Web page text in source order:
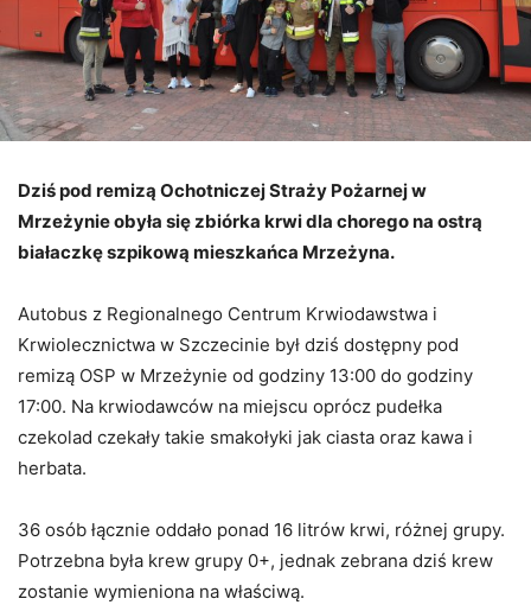
Dziś pod remizą Ochotniczej Straży Pożarnej w
Mrzeżynie obyła się zbiórka krwi dla chorego na ostrą
białaczkę szpikową mieszkańca Mrzeżyna.
Autobus z Regionalnego Centrum Krwiodawstwa i
Krwiolecznictwa w Szczecinie był dziś dostępny pod
remizą OSP w Mrzeżynie od godziny 13:00 do godziny
17:00. Na krwiodawców na miejscu oprócz pudełka
czekolad czekały takie smakołyki jak ciasta oraz kawa i
herbata.
36 osób łącznie oddało ponad 16 litrów krwi, różnej grupy.
Potrzebna była krew grupy 0+, jednak zebrana dziś krew
zostanie wymieniona na właściwą.